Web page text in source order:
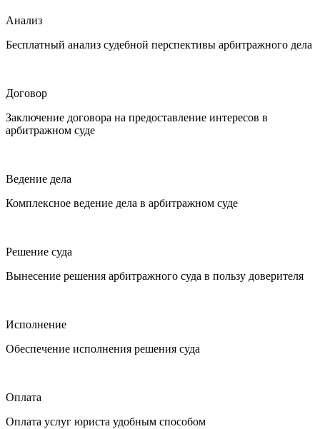
Анализ
Бесплатный анализ судебной перспективы арбитражного дела
Договор
Заключение договора на предоставление интересов в
арбитражном суде
Ведение дела
Комплексное ведение дела в арбитражном суде
Решение суда
Вынесение решения арбитражного суда в пользу доверителя
Исполнение
Обеспечение исполнения решения суда
Оплата
Оплата услуг юриста удобным способом